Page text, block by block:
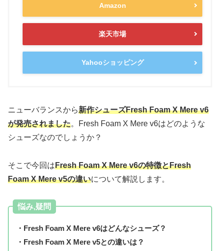
Amazon
楽天市場
Yahooショッピング
ニューバランスから新作シューズFresh Foam X Mere v6
が発売されました。Fresh Foam X Mere v6はどのような
シューズなのでしょうか？
そこで今回はFresh Foam X Mere v6の特徴とFresh
Foam X Mere v5の違いについて解説します。
悩み,疑問
・Fresh Foam X Mere v6はどんなシューズ？
・Fresh Foam X Mere v5との違いは？